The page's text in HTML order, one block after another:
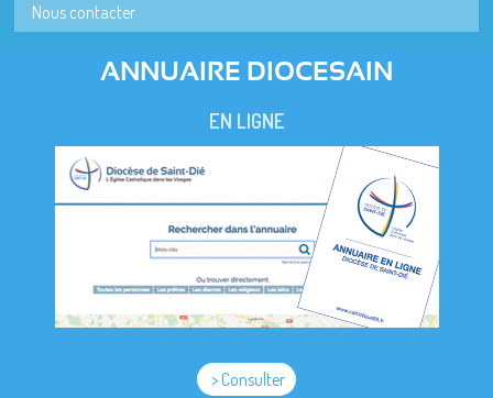
Nous contacter
ANNUAIRE DIOCESAIN
EN LIGNE
> Consulter